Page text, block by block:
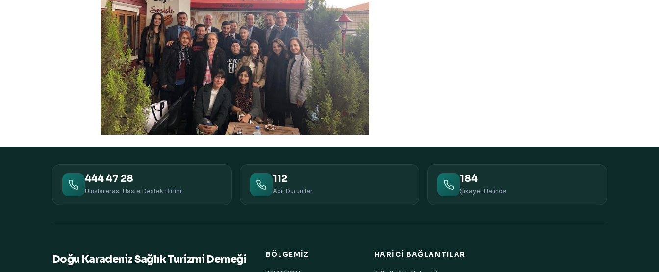
444 47 28
Uluslararası Hasta Destek Birimi
112
Acil Durumlar
184
Şikayet Halinde
Doğu Karadeniz Sağlık Turizmi Derneği BÖLGEMIZ HARICI BAĞLANTILAR